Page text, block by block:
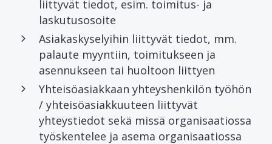
liittyvät tiedot, esim. toimitus- ja
laskutusosoite
Asiakaskyselyihin liittyvät tiedot, mm.
palaute myyntiin, toimitukseen ja
asennukseen tai huoltoon liittyen
Yhteisöasiakkaan yhteyshenkilön työhön
/ yhteisöasiakkuuteen liittyvät
yhteystiedot sekä missä organisaatiossa
työskentelee ja asema organisaatiossa